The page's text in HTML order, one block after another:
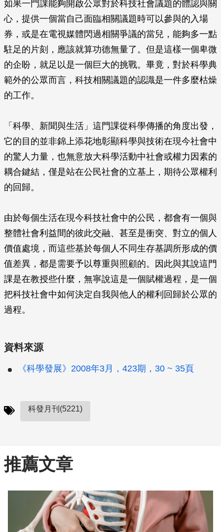
如果一門課能夠開啟公眾對於科技社會議題的體認與關
心，提供一個當自己面臨相關議題時可以參與的入場
券，或是在電視媒體閃過相關爭議的當兒，能夠多一點
駐足的片刻，應該就算功德無量了。但是這樣一個卑微
的企盼，就足以是一個巨大的挑戰。畢竟，對於科學典
範外的公眾而言，科技相關議題的認識是一件多麼枯燥
的工作。
「科學、新聞與生活」這門課從科學傳播的角度出發，
它的目的並非錦上添花地彰顯科學與技術在現今社會中
的驚人力量，也無意放大科學活動中社會或權力因素的
耦合鍵結，僅是站在公民社會的立基上，期待公眾權利
的回歸。
由於每個生活在現今科技社會中的公民，都會有一個與
整體社會利益間的彼此交融、甚至是衝突、對立的個人
價值處境，而這些基於每個人不同生存基調所形成的價
值差異，都是需要予以尊重與照顧的。因此與其說這門
課是在教授些什麼，無寧說這是一個賦權過程，是一個
把科技社會中如何決定自我與他人的權利回歸於公眾的
過程。
資料來源
《科學發展》2008年3月，423期，30 ~ 35頁
科發月刊(5221)
推薦文章